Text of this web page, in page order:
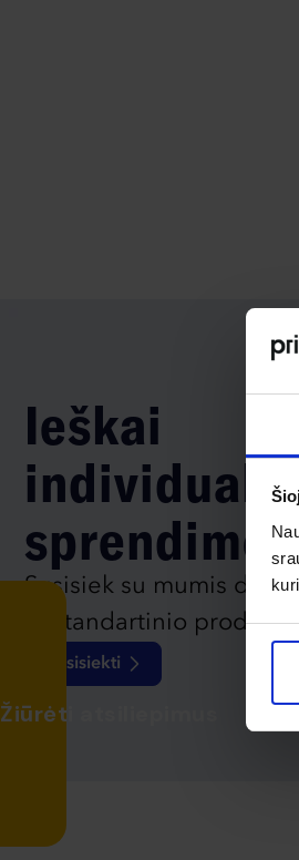
Žiūrėti atsiliepimus
Ieškai
sprendimo?
Susisiek su mumis dėl
nestandartinio
Susisiekti